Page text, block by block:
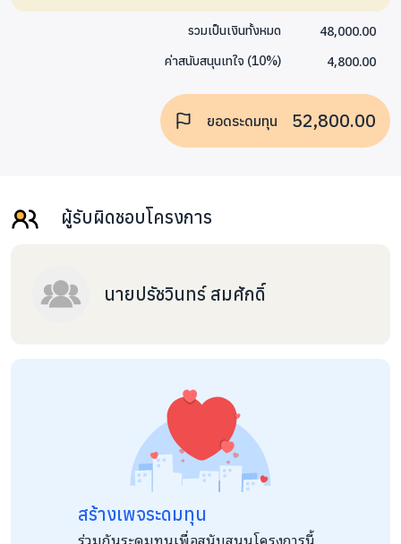
รวมเป็นเงินทั้งหมด 48,000.00
ค่าสนับสนุนเทใจ (10%) 4,800.00
ยอดระดมทุน 52,800.00
ผู้รับผิดชอบโครงการ
นายปรัชวินทร์ สมศักดิ์
สร้างเพจระดมทุน